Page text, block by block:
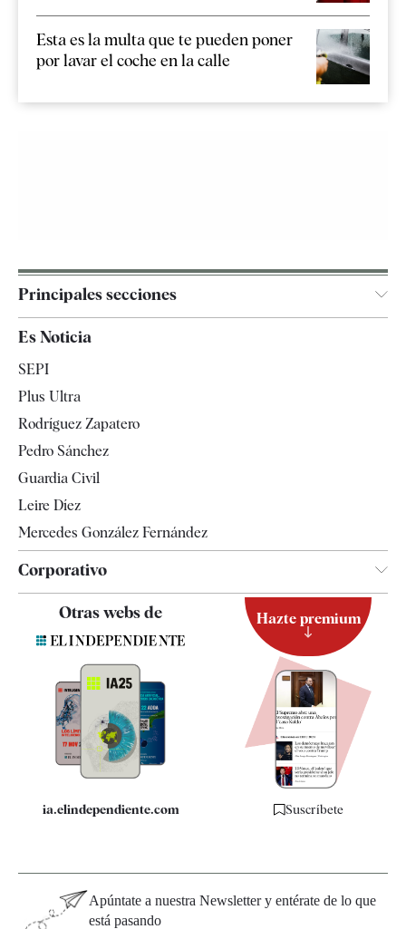
Esta es la multa que te pueden poner
por lavar el coche en la calle
Principales secciones
España
Televisión
Es Noticia
SEPI
Plus Ultra
Rodríguez Zapatero
Pedro Sánchez
Guardia Civil
Leire Díez
Mercedes González Fernández
Corporativo
Contacto
Quiénes somos
Especificaciones
Otras webs de
ia.elindependiente.com
Hazte premium
Suscríbete
Apúntate a nuestra Newsletter y entérate de lo que
está pasando